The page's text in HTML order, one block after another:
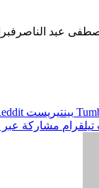
عبد الناصر فبراير
بينتيريست
تيلقرام مشاركة عبر